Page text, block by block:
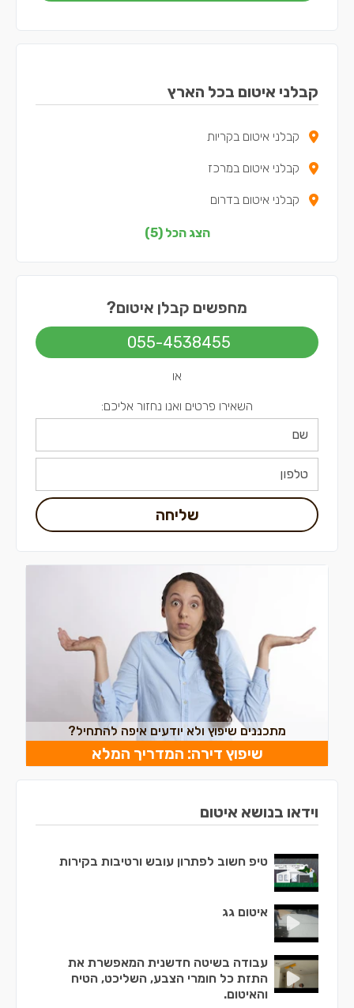
קבלני איטום בכל הארץ
קבלני איטום בקריות
קבלני איטום במרכז
קבלני איטום בדרום
קבלני איטום בשפלה
קבלני איטום בתל אביב
הצג הכל (5)
מחפשים קבלן איטום?
055-4538455
או
השאירו פרטים ואנו נחזור אליכם:
שליחה
מתכננים שיפוץ ולא יודעים איפה להתחיל?
שיפוץ דירה: המדריך המלא
וידאו בנושא איטום
טיפ חשוב לפתרון עובש ורטיבות בקירות
איטום גג
עבודה בשיטה חדשנית המאפשרת את
התזת כל חומרי הצבע, השליכט, הטיח
והאיטום.